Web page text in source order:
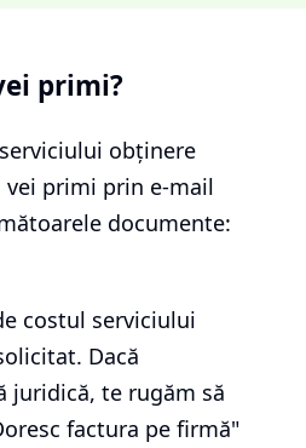
primi?
obținere
vei primi prin e-mail
documente:
costul serviciului
Dacă
juridică, te rugăm să
factura pe firmă"